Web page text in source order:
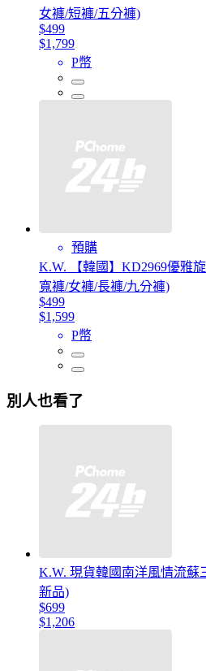
女褲/短褲/五分褲)
$499
$1,799
P幣
預購
K.W. 【韓國】KD2969優雅
寬褲/女褲/長褲/九分褲)
$499
$1,599
P幣
別人也看了
K.W. 現貨韓國南洋風情流蘇
新品)
$699
$1,206